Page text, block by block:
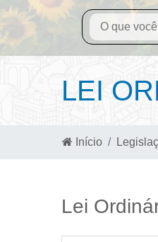
LEI
Início
Lei